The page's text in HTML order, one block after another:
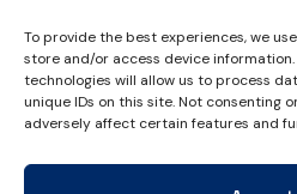
To provide the best experiences, we
store and/or access device
technologies will allow us to process
unique IDs on this site. Not consenting
adversely affect certain features and
CONTACTE
+34 934 486 350
cel@laieta.cat